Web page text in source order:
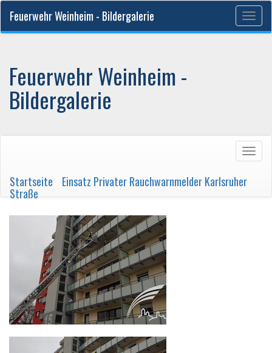
Feuerwehr Weinheim - Bildergalerie
Feuerwehr Weinheim -
Bildergalerie
Startseite Einsatz Privater Rauchwarnmelder Karlsruher
Straße